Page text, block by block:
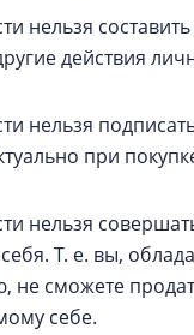
нельзя
действия
нельзя
при
нельзя
Т. е. вы,
не сможете
себе.